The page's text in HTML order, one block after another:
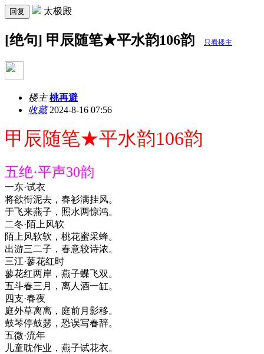
回复 太极殿
[绝句] 甲辰随笔★平水韵106韵 只看楼主
楼主 桃再避
收藏2024-8-16 07:56
甲辰随笔★平水韵106韵
五绝·平声30韵
一东·试衣
将欲衔泥去，春衫满挂风。
于飞来燕子，照水两惊鸿。
二冬·陌上风软
陌上风软软，桃花蜜采蜂。
出游三二子，春意较诗浓。
三江·蓼花红时
蓼花红两岸，燕子蝶飞双。
五斗春三月，离人酒一缸。
四支·春夜
庭外草离离，庭前月影移。
鼓琴停鼓瑟，恐误写春辞。
五微·流年
儿童耽作业，燕子试花衣。